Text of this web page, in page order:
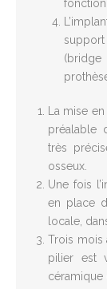
fonction
(bridge
La mise
préalable
très
osseux.
Une fois
en place
locale,
Trois mois
pilier est
céramique